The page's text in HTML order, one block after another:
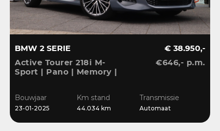
BMW 2 SERIE
Active Tourer 218i M-
Sport | Pano | Memory |
€ 38.950,-
€646,- p.m.
Bouwjaar
23-01-2025
Km stand
44.034 km
Transmissie
Automaat